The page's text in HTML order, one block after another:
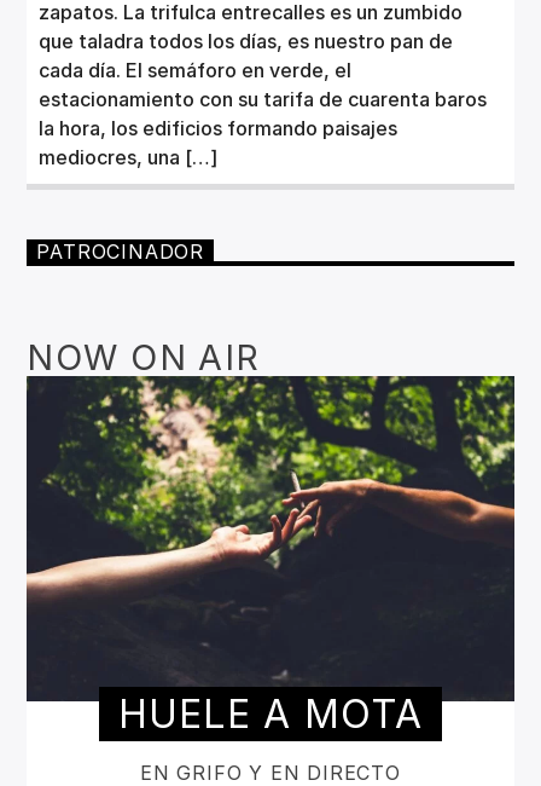
zapatos. La trifulca entrecalles es un zumbido
que taladra todos los días, es nuestro pan de
cada día. El semáforo en verde, el
estacionamiento con su tarifa de cuarenta baros
la hora, los edificios formando paisajes
mediocres, una […]
PATROCINADOR
NOW ON AIR
HUELE A MOTA
EN GRIFO Y EN DIRECTO